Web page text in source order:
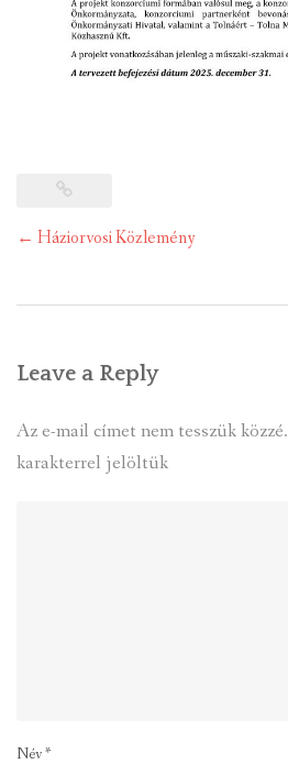
Post
← Háziorvosi Közlemény
Leave a Reply
Az e-mail címet nem tesszük közzé.
karakterrel jelöltük
Név*